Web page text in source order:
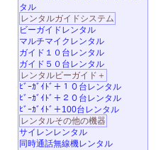
タル
レンタルガイドシステム
ビーガイドレンタル
マルチマイクレンタル
ガイド１０台レンタル
ガイド５０台レンタル
レンタルビーガイド＋
ﾋﾞｰｶﾞｲﾄﾞ＋１０台レンタル
ﾋﾞｰｶﾞｲﾄﾞ＋２０台レンタル
ﾋﾞｰｶﾞｲﾄﾞ＋100台レンタル
レンタルその他の機器
サイレンレンタル
同時通話無線機レンタル